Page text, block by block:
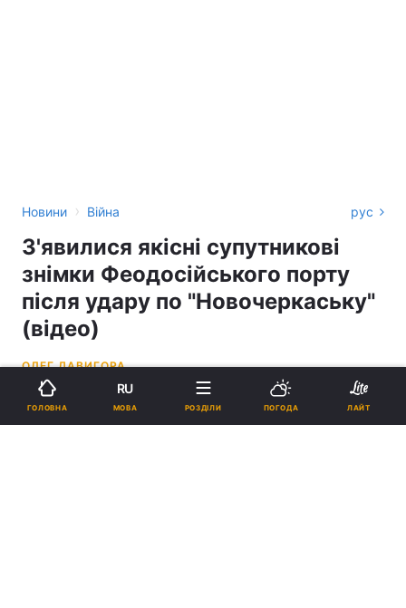
Новини › Війна рус
З'явилися якісні супутникові
знімки Феодосійського порту
після удару по "Новочеркаську"
(відео)
ОЛЕГ ДАВИГОРА
19:47, 27.12.23 11860
ГОЛОВНА
RU
МОВА РОЗДІЛИ ПОГОДА ЛАЙТ